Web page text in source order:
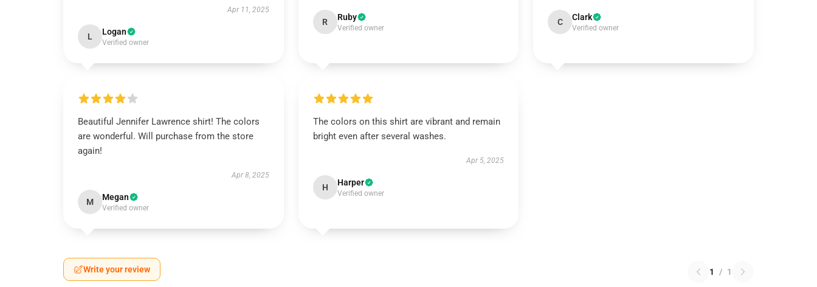
Apr 11, 2025
L Logan
Verified owner
R Ruby
Verified owner
C Clark
Verified owner
Beautiful Jennifer Lawrence shirt! The colors
are wonderful. Will purchase from the store
again!
Apr 8, 2025
M Megan
Verified owner
The colors on this shirt are vibrant and remain
bright even after several washes.
Apr 5, 2025
H Harper
Verified owner
Write your review 1 / 1